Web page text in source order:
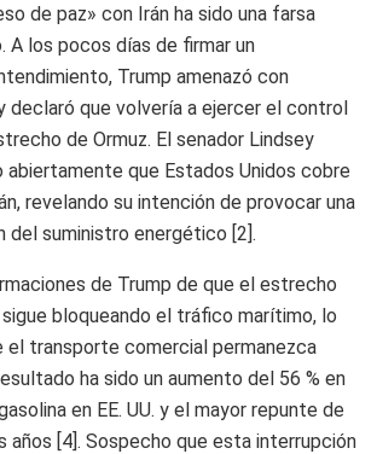
de paz» con Irán ha sido una farsa
A los pocos días de firmar un
Trump amenazó con
declaró que volvería a ejercer el control
de Ormuz. El senador Lindsey
abiertamente que Estados Unidos cobre
revelando su intención de provocar una
del suministro energético [2].
de Trump de que el estrecho
bloqueando el tráfico marítimo, lo
el transporte comercial permanezca
ha sido un aumento del 56 % en
en EE. UU. y el mayor repunte de
años [4]. Sospecho que esta interrupción